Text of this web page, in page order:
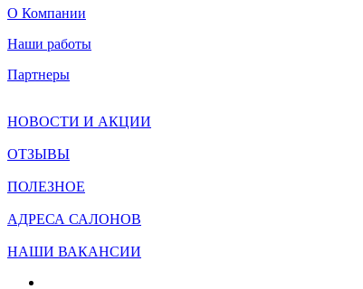
О Компании
Наши работы
Партнеры
НОВОСТИ И АКЦИИ
ОТЗЫВЫ
ПОЛЕЗНОЕ
АДРЕСА САЛОНОВ
НАШИ ВАКАНСИИ